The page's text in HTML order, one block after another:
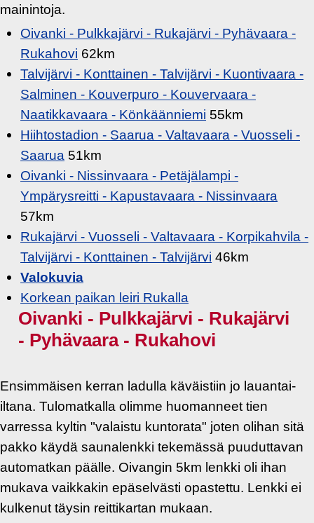
mainintoja.
Oivanki - Pulkkajärvi - Rukajärvi - Pyhävaara -
Rukahovi 62km
Talvijärvi - Konttainen - Talvijärvi - Kuontivaara -
Salminen - Kouverpuro - Kouvervaara -
Naatikkavaara - Könkäänniemi 55km
Hiihtostadion - Saarua - Valtavaara - Vuosseli -
Saarua 51km
Oivanki - Nissinvaara - Petäjälampi -
Ympärysreitti - Kapustavaara - Nissinvaara
57km
Rukajärvi - Vuosseli - Valtavaara - Korpikahvila -
Talvijärvi - Konttainen - Talvijärvi 46km
Valokuvia
Korkean paikan leiri Rukalla
Oivanki - Pulkkajärvi - Rukajärvi
- Pyhävaara - Rukahovi
Ensimmäisen kerran ladulla käväistiin jo lauantai-
iltana. Tulomatkalla olimme huomanneet tien
varressa kyltin "valaistu kuntorata" joten olihan sitä
pakko käydä saunalenkki tekemässä puuduttavan
automatkan päälle. Oivangin 5km lenkki oli ihan
mukava vaikkakin epäselvästi opastettu. Lenkki ei
kulkenut täysin reittikartan mukaan.